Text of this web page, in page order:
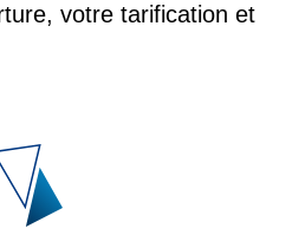
votre tarification et